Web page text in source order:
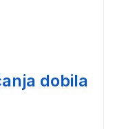
dobila